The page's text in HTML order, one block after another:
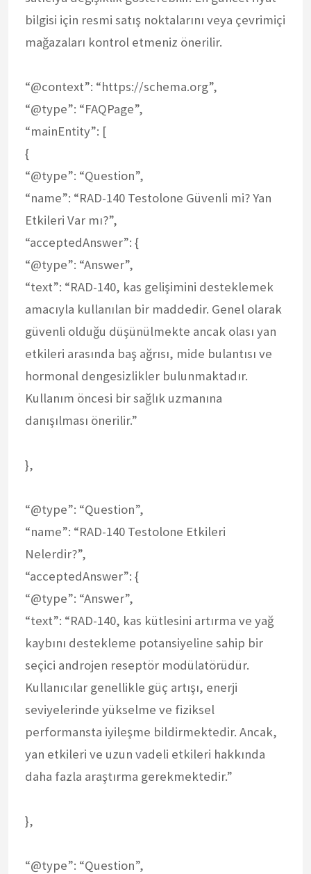
bilgisi için resmi satış noktalarını veya çevrimiçi
mağazaları kontrol etmeniz önerilir.
“@context”: “https://schema.org”,
“@type”: “FAQPage”,
“mainEntity”: [
{
“@type”: “Question”,
“name”: “RAD-140 Testolone Güvenli mi? Yan
Etkileri Var mı?”,
“acceptedAnswer”: {
“@type”: “Answer”,
“text”: “RAD-140, kas gelişimini desteklemek
amacıyla kullanılan bir maddedir. Genel olarak
güvenli olduğu düşünülmekte ancak olası yan
etkileri arasında baş ağrısı, mide bulantısı ve
hormonal dengesizlikler bulunmaktadır.
Kullanım öncesi bir sağlık uzmanına
danışılması önerilir.”
},
“@type”: “Question”,
“name”: “RAD-140 Testolone Etkileri
Nelerdir?”,
“acceptedAnswer”: {
“@type”: “Answer”,
“text”: “RAD-140, kas kütlesini artırma ve yağ
kaybını destekleme potansiyeline sahip bir
seçici androjen reseptör modülatörüdür.
Kullanıcılar genellikle güç artışı, enerji
seviyelerinde yükselme ve fiziksel
performansta iyileşme bildirmektedir. Ancak,
yan etkileri ve uzun vadeli etkileri hakkında
daha fazla araştırma gerekmektedir.”
},
“@type”: “Question”,